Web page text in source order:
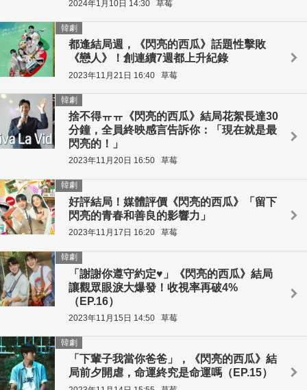
2024年1月10日 14:30 草莓
都逢結局週，《閃亮的西瓜》話題性擊敗
《戀人》！創連續7週都上升紀錄
韓劇
2023年11月21日 16:40 草莓
捨不得ㅠㅠ《閃亮的西瓜》結局花絮長達30
分鐘，全員終映感言告訴你：「現在就是最
閃亮的！」
韓劇
2023年11月20日 16:50 草莓
好評結局！媒體評價《閃亮的西瓜》「留下
閃亮的青春和善良的影響力」
韓劇
2023年11月17日 16:20 草莓
「謝謝你遵守約定♥」《閃亮的西瓜》結局
讓觀眾眼淚大爆發！收視率再破4%
（EP.16）
韓劇
2023年11月15日 14:50 草莓
「下輩子我當你爸爸」，《閃亮的西瓜》結
局前夕開虐，命運終究是命運嗎（EP.15）
韓劇